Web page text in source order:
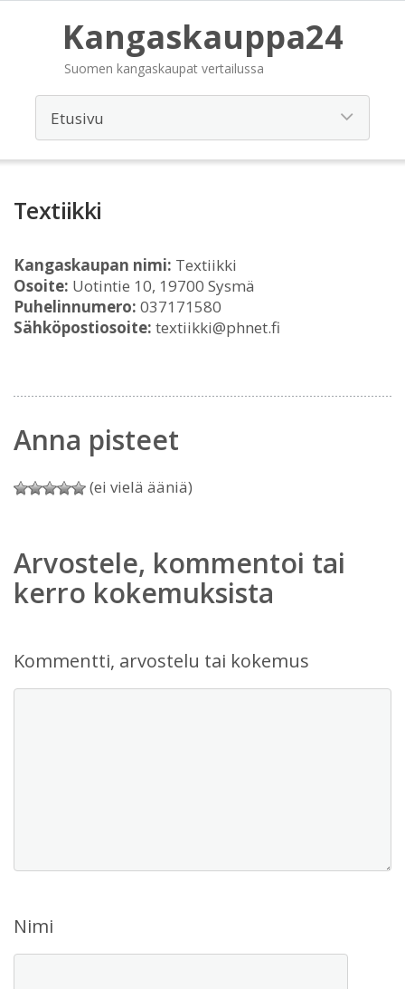
Kangaskauppa24
Suomen kangaskaupat vertailussa
Textiikki
Kangaskaupan nimi: Textiikki
Osoite: Uotintie 10, 19700 Sysmä
Puhelinnumero: 037171580
Sähköpostiosoite: textiikki@phnet.fi
Anna pisteet
(ei vielä ääniä)
Arvostele, kommentoi tai
kerro kokemuksista
Kommentti, arvostelu tai kokemus
Nimi